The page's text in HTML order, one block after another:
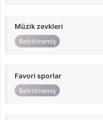
Müzik zevkleri
Belirtilmemiş
Favori sporlar
Belirtilmemiş